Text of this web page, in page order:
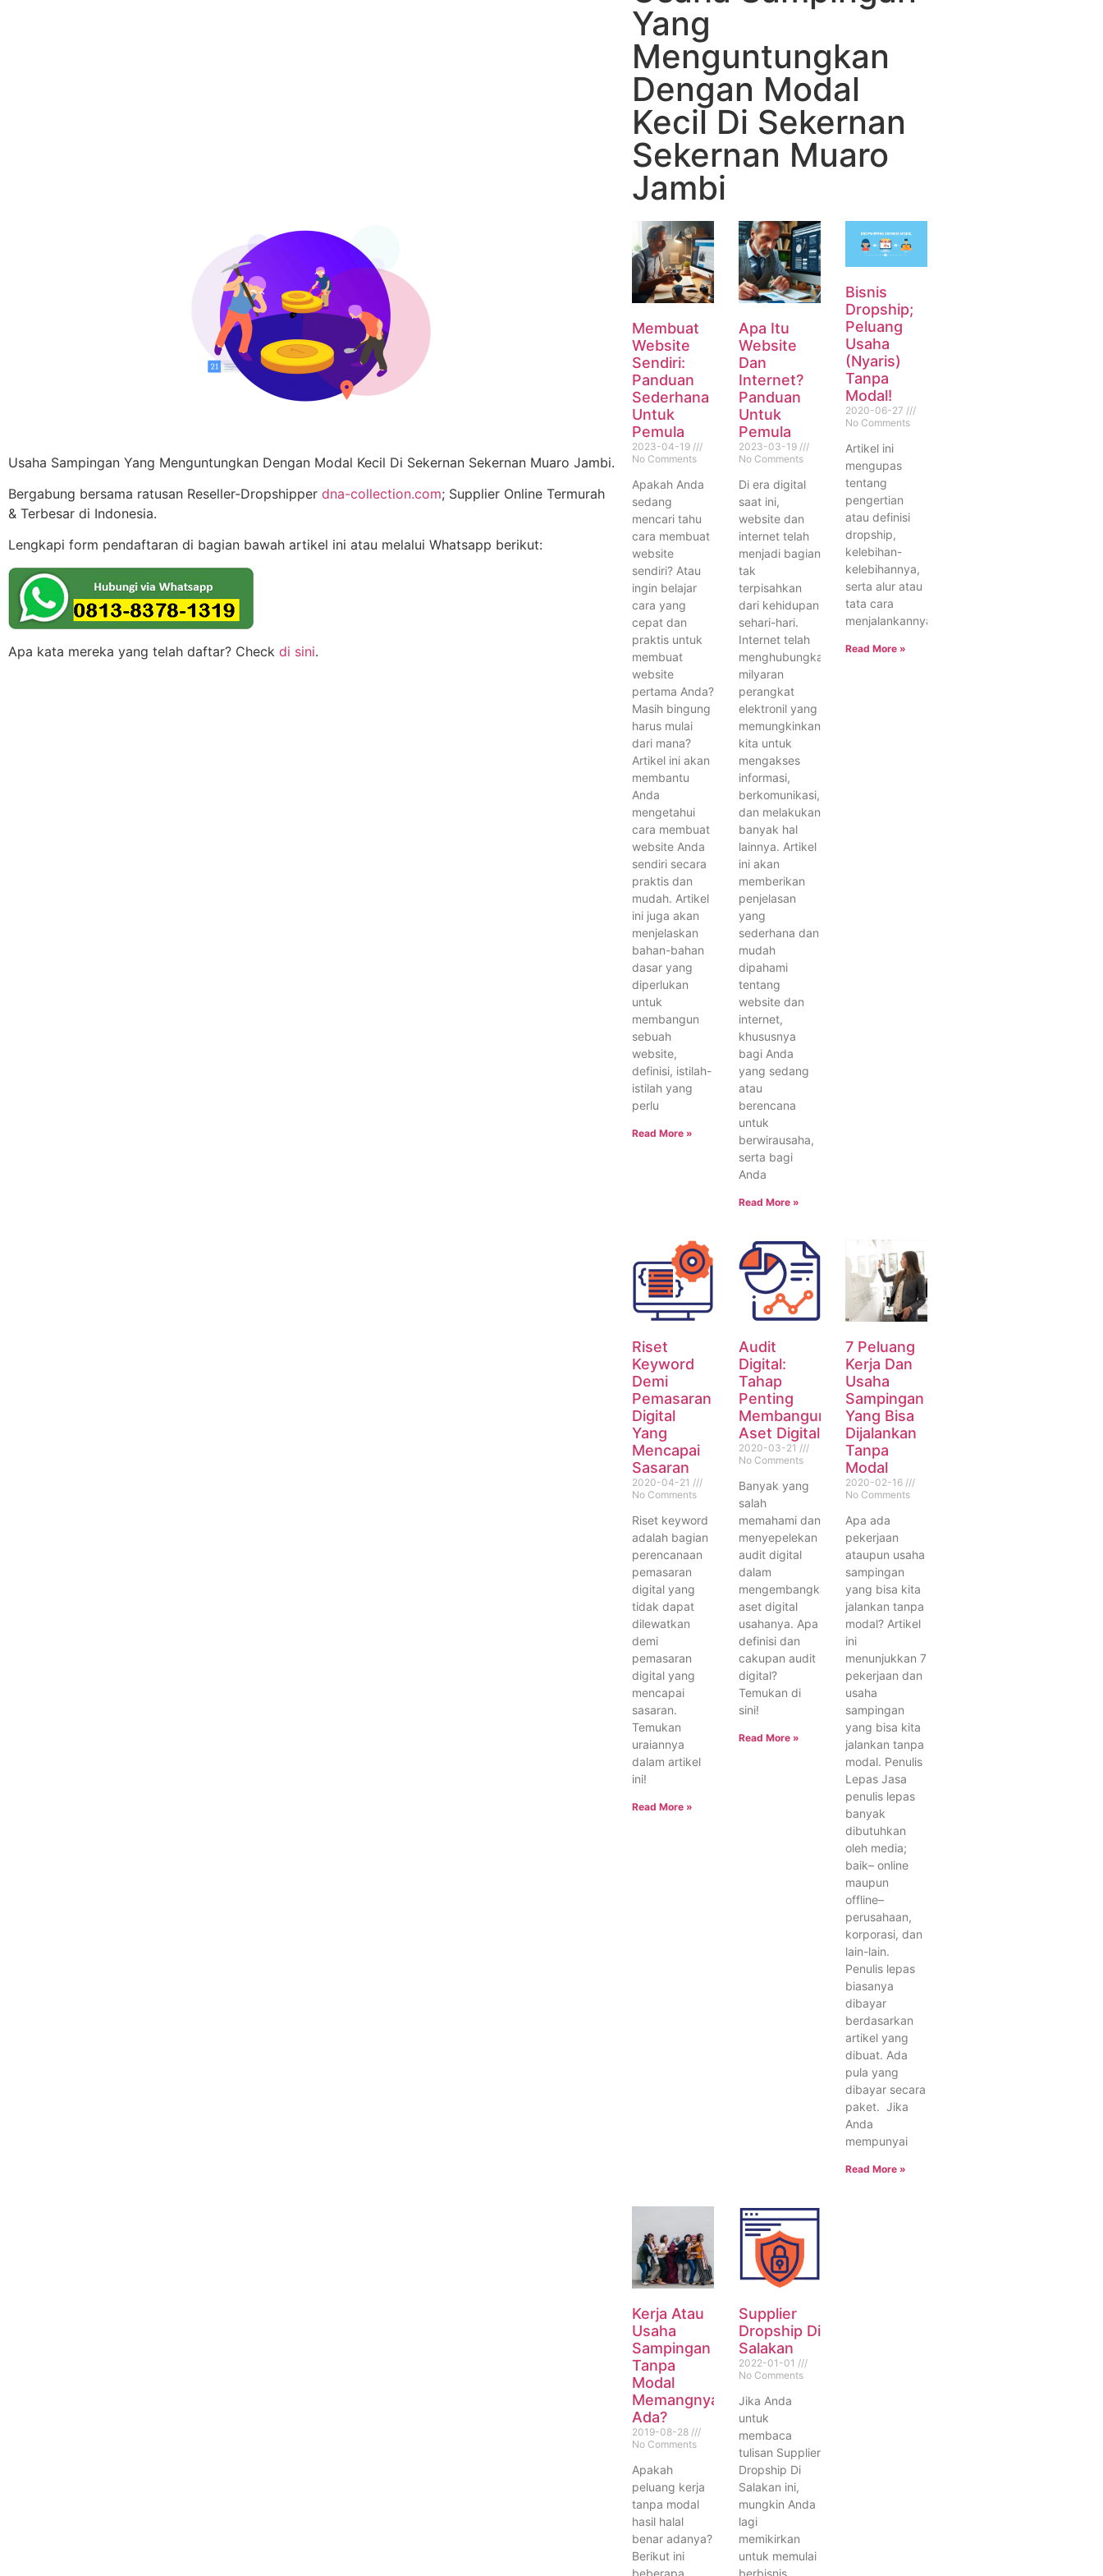
Yang
Menguntungkan
Dengan Modal
Kecil Di Sekernan
Sekernan Muaro
Jambi
Usaha Sampingan Yang Menguntungkan Dengan Modal Kecil Di Sekernan Sekernan Muaro Jambi.
Bergabung bersama ratusan Reseller-Dropshipper dna-collection.com; Supplier Online Termurah
& Terbesar di Indonesia.
Lengkapi form pendaftaran di bagian bawah artikel ini atau melalui Whatsapp berikut:
Apa kata mereka yang telah daftar? Check di sini.
Membuat
Website
Sendiri:
Panduan
Sederhana
Untuk
Pemula
2023-04-19
No Comments
Apakah Anda
sedang
mencari tahu
cara membuat
website
sendiri? Atau
ingin belajar
cara yang
cepat dan
praktis untuk
membuat
website
pertama Anda?
Masih bingung
harus mulai
dari mana?
Artikel ini akan
membantu
Anda
mengetahui
cara membuat
website Anda
sendiri secara
praktis dan
mudah. Artikel
ini juga akan
menjelaskan
bahan-bahan
dasar yang
diperlukan
untuk
membangun
sebuah
website,
definisi, istilah-
istilah yang
perlu
Read More »
Apa Itu
Website
Dan
Internet?
Panduan
Untuk
Pemula
2023-03-19
No Comments
Di era digital
saat ini,
website dan
internet telah
menjadi bagian
tak
terpisahkan
dari kehidupan
sehari-hari.
Internet telah
menghubungkan
milyaran
perangkat
elektronil yang
memungkinkan
kita untuk
mengakses
informasi,
berkomunikasi,
dan melakukan
banyak hal
lainnya. Artikel
ini akan
memberikan
penjelasan
yang
sederhana dan
mudah
dipahami
tentang
website dan
internet,
khususnya
bagi Anda
yang sedang
atau
berencana
untuk
berwirausaha,
serta bagi
Anda
Read More »
Bisnis
Dropship;
Peluang
Usaha
(Nyaris)
Tanpa
Modal!
2020-06-27
No Comments
Artikel ini
mengupas
tentang
pengertian
atau definisi
dropship,
kelebihan-
kelebihannya,
serta alur atau
tata cara
menjalankannya.
Read More »
Riset
Keyword
Demi
Pemasaran
Digital
Yang
Mencapai
Sasaran
2020-04-21
No Comments
Riset keyword
adalah bagian
perencanaan
pemasaran
digital yang
tidak dapat
dilewatkan
demi
pemasaran
digital yang
mencapai
sasaran.
Temukan
uraiannya
dalam artikel
ini!
Read More »
Audit
Digital:
Tahap
Penting
Membangun
Aset Digital
2020-03-21
No Comments
Banyak yang
salah
memahami dan
menyepelekan
audit digital
dalam
mengembangkan
aset digital
usahanya. Apa
definisi dan
cakupan audit
digital?
Temukan di
sini!
Read More »
7 Peluang
Kerja Dan
Usaha
Sampingan
Yang Bisa
Dijalankan
Tanpa
Modal
2020-02-16
No Comments
Apa ada
pekerjaan
ataupun usaha
sampingan
yang bisa kita
jalankan tanpa
modal? Artikel
ini
menunjukkan 7
pekerjaan dan
usaha
sampingan
yang bisa kita
jalankan tanpa
modal. Penulis
Lepas Jasa
penulis lepas
banyak
dibutuhkan
oleh media;
baik– online
maupun
offline–
perusahaan,
korporasi, dan
lain-lain.
Penulis lepas
biasanya
dibayar
berdasarkan
artikel yang
dibuat. Ada
pula yang
dibayar secara
paket. Jika
Anda
mempunyai
Read More »
Kerja Atau
Usaha
Sampingan
Tanpa
Modal
Memangnya
Ada?
2019-08-28
No Comments
Apakah
peluang kerja
tanpa modal
hasil halal
benar adanya?
Berikut ini
beberapa
Supplier
Dropship Di
Salakan
2022-01-01
No Comments
Jika Anda
untuk
membaca
tulisan Supplier
Dropship Di
Salakan ini,
mungkin Anda
lagi
memikirkan
untuk memulai
berbisnis